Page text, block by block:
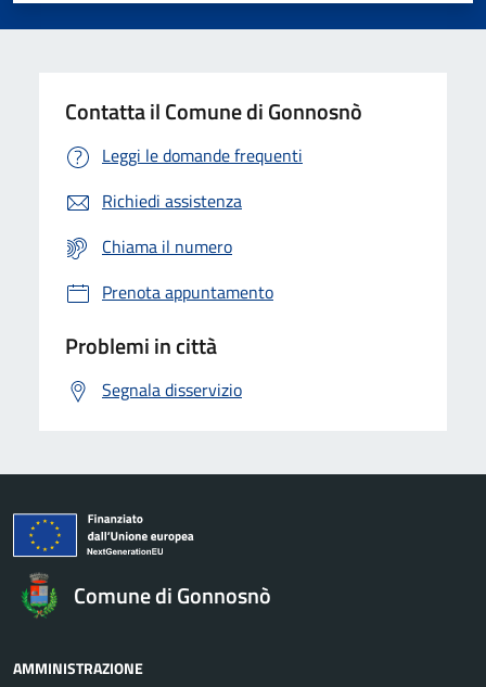
Contatta il Comune di Gonnosnò
Leggi le domande frequenti
Richiedi assistenza
Chiama il numero
Prenota appuntamento
Problemi in città
Segnala disservizio
Comune di Gonnosnò
AMMINISTRAZIONE